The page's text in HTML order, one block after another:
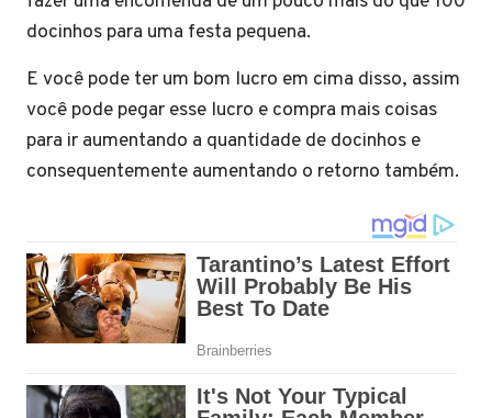
docinhos para uma festa pequena.
E você pode ter um bom lucro em cima disso, assim
você pode pegar esse lucro e compra mais coisas
para ir aumentando a quantidade de docinhos e
consequentemente aumentando o retorno também.